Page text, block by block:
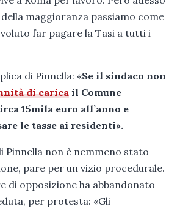
maggioranza passiamo come
far pagare la Tasi a tutti i
di Pinnella: «Se il sindaco non
di carica il Comune
15mila euro all’anno e
le tasse ai residenti».
Pinnella non è nemmeno stato
pare per un vizio procedurale.
di opposizione ha abbandonato
per protesta: «Gli